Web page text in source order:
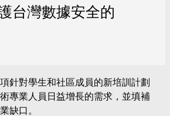
台灣數據安全的
針對學生和社區成員的新培訓計劃
專業人員日益增長的需求，並填補
缺口。